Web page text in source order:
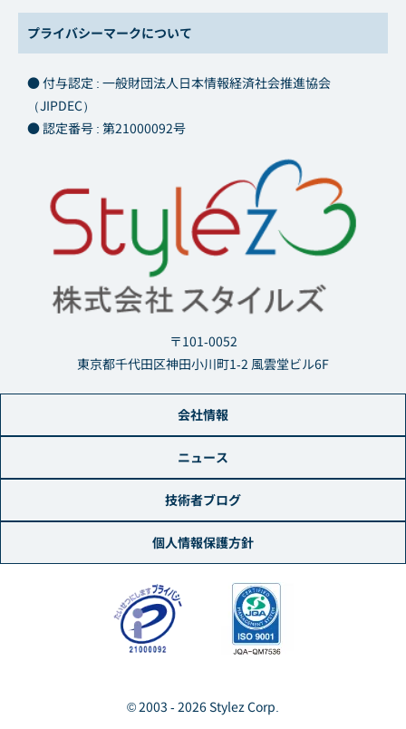
〒101-0052
東京都千代田区神田小川町1-2 風雲堂ビル6F
会社情報
ニュース
技術者ブログ
個人情報保護方針
プライバシーマークについて
● 付与認定 : 一般財団法人日本情報経済社会推進協会
（JIPDEC）
● 認定番号 : 第21000092号
© 2003 - 2026 Stylez Corp.